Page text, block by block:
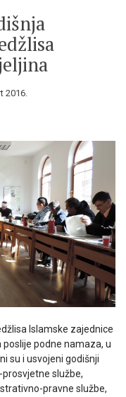
2016.
Islamske zajednice
podne namaza, u
su i usvojeni godišnji
službe,
pravne službe,